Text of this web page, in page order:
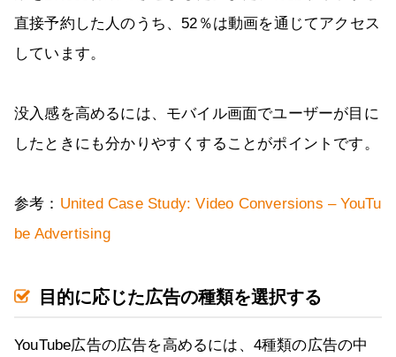
直接予約した人のうち、52％は動画を通じてアクセス
しています。
没入感を高めるには、モバイル画面でユーザーが目に
したときにも分かりやすくすることがポイントです。
参考： United Case Study: Video Conversions – YouTu
be Advertising
目的に応じた広告の種類を選択する
YouTube広告の広告を高めるには、4種類の広告の中